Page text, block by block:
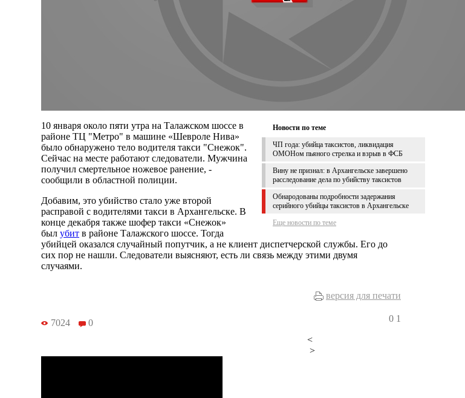
Новости по теме
ЧП года: убийца таксистов, ликвидация
ОМОНом пьяного стрелка и взрыв в ФСБ
Вину не признал: в Архангельске завершено
расследование дела по убийству таксистов
Обнародованы подробности задержания
серийного убийцы таксистов в Архангельске
Еще новости по теме
10 января около пяти утра на Талажском шоссе в
районе ТЦ "Метро" в машине «Шевроле Нива»
было обнаружено тело водителя такси "Снежок".
Сейчас на месте работают следователи. Мужчина
получил смертельное ножевое ранение, -
сообщили в областной полиции.
Добавим, это убийство стало уже второй
расправой с водителями такси в Архангельске. В
конце декабря также шофер такси «Снежок»
был убит в районе Талажского шоссе. Тогда
убийцей оказался случайный попутчик, а не клиент диспетчерской службы. Его до
сих пор не нашли. Следователи выясняют, есть ли связь между этими двумя
случаями.
версия для печати
7024 0 0 1
<
>